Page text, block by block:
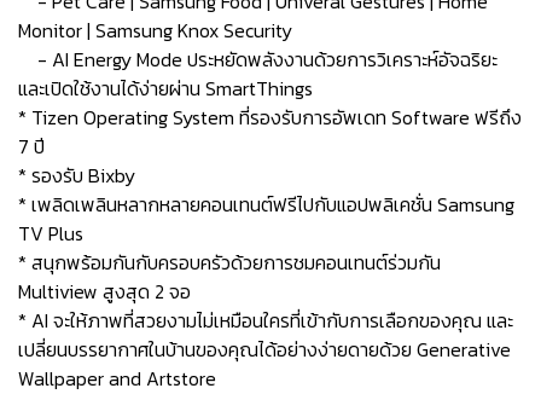
Monitor | Samsung Knox Security
- AI Energy Mode ประหยัดพลังงานด้วยการวิเคราะห์อัจฉริยะ
และเปิดใช้งานได้ง่ายผ่าน SmartThings
* Tizen Operating System ที่รองรับการอัพเดท Software ฟรีถึง
7 ปี
* รองรับ Bixby
* เพลิดเพลินหลากหลายคอนเทนต์ฟรีไปกับแอปพลิเคชั่น Samsung
TV Plus
* สนุกพร้อมกันกับครอบครัวด้วยการชมคอนเทนต์ร่วมกัน
Multiview สูงสุด 2 จอ
* AI จะให้ภาพที่สวยงามไม่เหมือนใครที่เข้ากับการเลือกของคุณ และ
เปลี่ยนบรรยากาศในบ้านของคุณได้อย่างง่ายดายด้วย Generative
Wallpaper and Artstore